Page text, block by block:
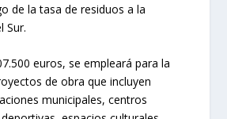
de la tasa de residuos a la
Sur.
euros, se empleará para la
de obra que incluyen
municipales, centros